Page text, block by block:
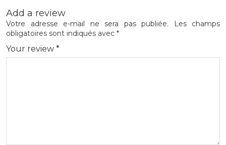
Add a review
Votre adresse e-mail ne sera pas publiée.
Les champs
obligatoires sont indiqués avec *
Your review *